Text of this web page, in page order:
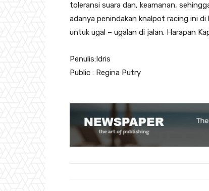
toleransi suara dan, keamanan,
adanya penindakan knalpot racing ini
untuk ugal – ugalan di jalan. Harapan
Penulis:Idris
Public : Regina Putry